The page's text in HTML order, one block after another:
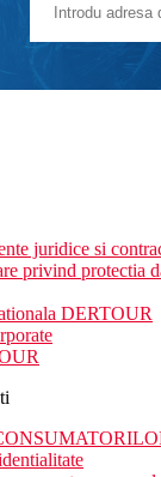
juridice si
privind protectia
DERTOUR